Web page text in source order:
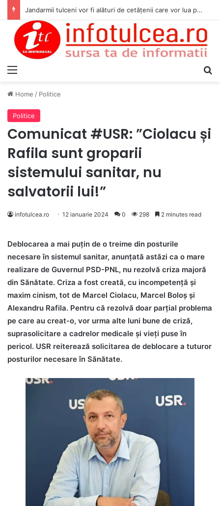
Jandarmii tulceni vor fi alături de cetățenii care vor lua parte la Festivalul Folk Țestos
Home / Politice
Politice
Comunicat #USR: ”Ciolacu și
Rafila sunt groparii
sistemului sanitar, nu
salvatorii lui!”
infotulcea.ro 12 ianuarie 2024 0 298 2 minutes read
Deblocarea a mai puțin de o treime din posturile
necesare în sistemul sanitar, anunțată astăzi ca o mare
realizare de Guvernul PSD-PNL, nu rezolvă criza majoră
din Sănătate. Criza a fost creată, cu incompetență și
maxim cinism, tot de Marcel Ciolacu, Marcel Boloș și
Alexandru Rafila. Pentru că rezolvă doar parțial problema
pe care au creat-o, vor urma alte luni bune de criză,
suprasolicitare a cadrelor medicale și vieți puse în
pericol. USR reiterează solicitarea de deblocare a tuturor
posturilor necesare în Sănătate.